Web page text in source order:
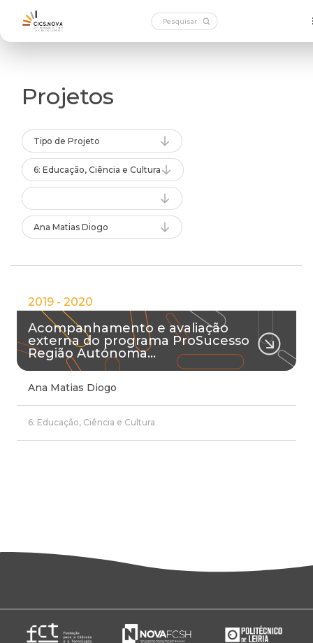
Projetos
Tipo de Projeto
6: Educação, Ciência e Cultura
Ana Matias Diogo
2019 - 2020
Acompanhamento e avaliação
externa do programa ProSucesso
Região Autónoma…
Ana Matias Diogo
6: Educação, Ciência e Cultura